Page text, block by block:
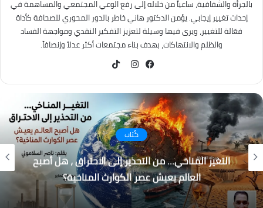
بالجرأة والشفافية، ساعياً من خلاله إلى رفع الوعي المجتمعي والمساهمة في
إحداث تغيير إيجابي. يؤمن الدكتور هاني خاطر بالدور المحوري للصحافة كأداة
فعّالة للتغيير، ويرى فيها وسيلة لتعزيز التفكير النقدي ومواجهة الفساد
والظلم والانتهاكات، بهدف بناء مجتمعات أكثر عدلاً وإنصافاً.
كُتاب
باب المندب.. لماذا أصبحت إيران والحوثيون التهديد
الأكبر لاستقرار المنطقة؟